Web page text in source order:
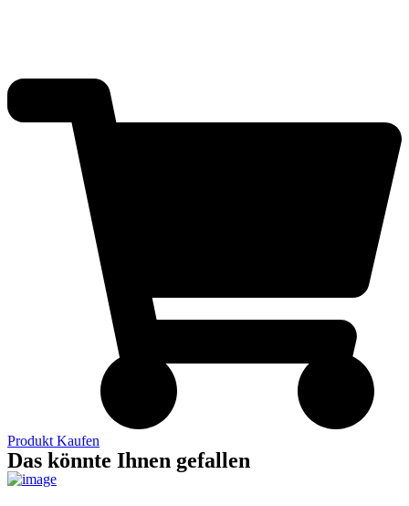
Produkt Kaufen
Das könnte Ihnen gefallen